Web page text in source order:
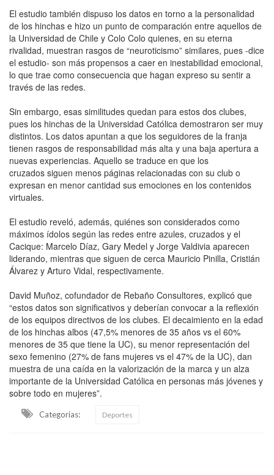
El estudio también dispuso los datos en torno a la personalidad
de los hinchas e hizo un punto de comparación entre aquellos de
la Universidad de Chile y Colo Colo quienes, en su eterna
rivalidad, muestran rasgos de “neuroticismo” similares, pues -dice
el estudio- son más propensos a caer en inestabilidad emocional,
lo que trae como consecuencia que hagan expreso su sentir a
través de las redes.
Sin embargo, esas similitudes quedan para estos dos clubes,
pues los hinchas de la Universidad Católica demostraron ser muy
distintos. Los datos apuntan a que los seguidores de la franja
tienen rasgos de responsabilidad más alta y una baja apertura a
nuevas experiencias. Aquello se traduce en que los
cruzados siguen menos páginas relacionadas con su club o
expresan en menor cantidad sus emociones en los contenidos
virtuales.
El estudio reveló, además, quiénes son considerados como
máximos ídolos según las redes entre azules, cruzados y el
Cacique: Marcelo Díaz, Gary Medel y Jorge Valdivia aparecen
liderando, mientras que siguen de cerca Mauricio Pinilla, Cristián
Álvarez y Arturo Vidal, respectivamente.
David Muñoz, cofundador de Rebaño Consultores, explicó que
“estos datos son significativos y deberían convocar a la reflexión
de los equipos directivos de los clubes. El decaimiento en la edad
de los hinchas albos (47,5% menores de 35 años vs el 60%
menores de 35 que tiene la UC), su menor representación del
sexo femenino (27% de fans mujeres vs el 47% de la UC), dan
muestra de una caída en la valorización de la marca y un alza
importante de la Universidad Católica en personas más jóvenes y
sobre todo en mujeres”.
Categorias: Deportes